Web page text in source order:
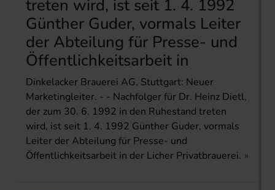
treten wird, ist seit 1. 4. 1992
Günther Guder, vormals Leiter
der Abteilung für Presse- und
Öffentlichkeitsarbeit in
Dinkelacker Brauerei AG, Stuttgart: Neuer
Marketingleiter. - - Nachfolger für Dr. Heinz Dietl,
der zum 30. 6. 1992 in den Ruhestand treten
wird, ist seit 1. 4. 1992 Günther Guder, vormals
Leiter der Abteilung für Presse- und
Öffentlichkeitsarbeit in der Licher Privatbrauerei.